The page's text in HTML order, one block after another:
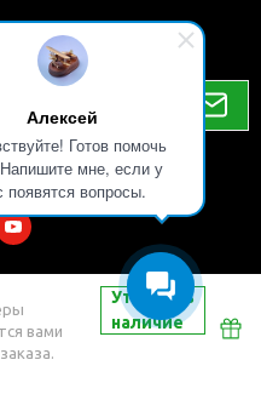
Алексей
Готов помочь
мне, если у
появятся вопросы.
Уточнить
наличие
вами
Битрикс